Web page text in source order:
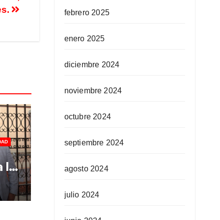
la
febrero 2025
enero 2025
diciembre 2024
noviembre 2024
octubre 2024
septiembre 2024
agosto 2024
julio 2024